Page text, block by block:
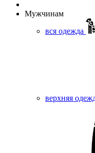
Мужчинам
вся одежда
верхняя